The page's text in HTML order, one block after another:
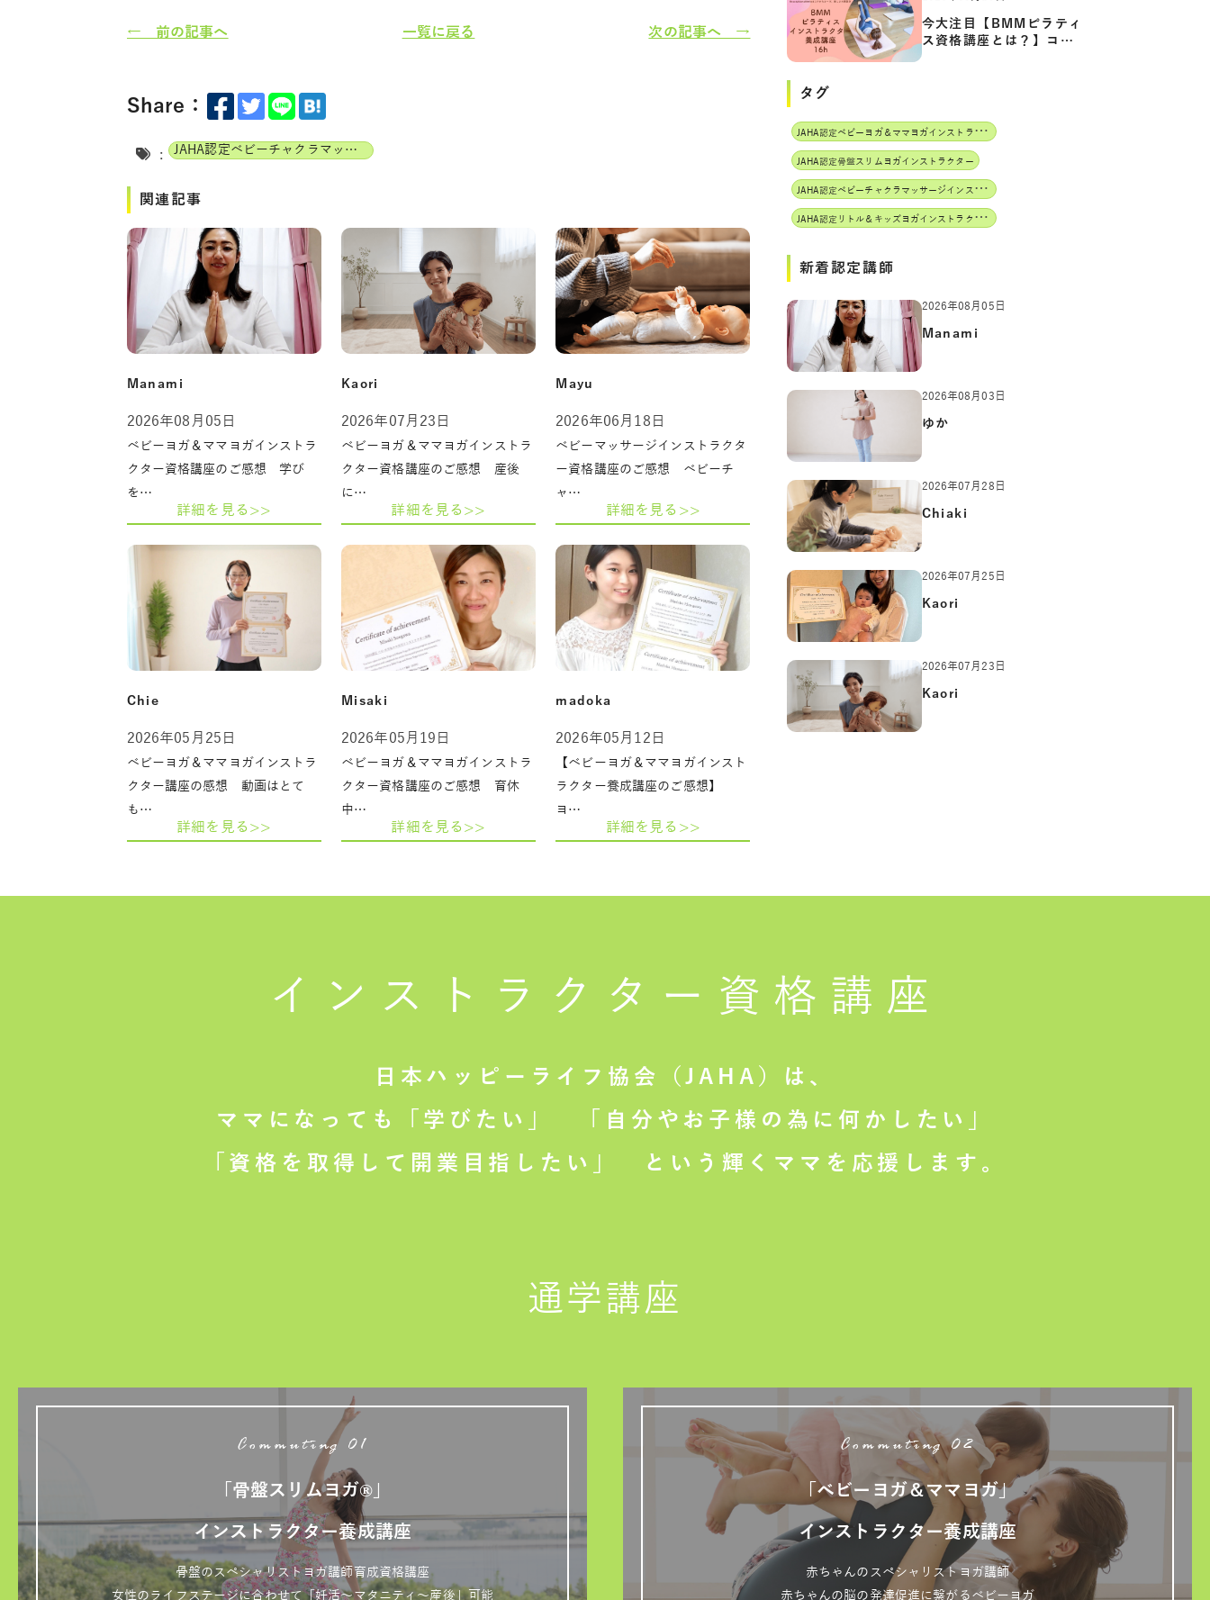
← 前の記事へ 一覧に戻る 次の記事へ →
Share：
: JAHA認定ベビーチャクラマッサージインストラクター
関連記事
Manami
2026年08月05日
ベビーヨガ＆ママヨガインストラ
クター資格講座のご感想 学び
を…
詳細を見る>>
Kaori
2026年07月23日
ベビーヨガ＆ママヨガインストラ
クター資格講座のご感想 産後
に…
詳細を見る>>
Mayu
2026年06月18日
ベビーマッサージインストラクタ
ー資格講座のご感想 ベビーチ
ャ…
詳細を見る>>
Chie
2026年05月25日
ベビーヨガ＆ママヨガインストラ
クター講座の感想 動画はとて
も…
詳細を見る>>
Misaki
2026年05月19日
ベビーヨガ＆ママヨガインストラ
クター資格講座のご感想 育休
中…
詳細を見る>>
madoka
2026年05月12日
【ベビーヨガ＆ママヨガインスト
ラクター養成講座のご感想】
ヨ…
詳細を見る>>
今大注目【BMMピラティ
ス資格講座とは？】コア
からカ…
タグ
J
AHA認定ベビーヨガ＆ママヨガインストラクター
JAHA認定骨盤スリムヨガインストラクター
J
AHA認定ベビーチャクラマッサージインストラクター
J
AHA認定リトル＆キッズヨガインストラクター
新着認定講師
2026年08月05日
Manami
2026年08月03日
ゆか
2026年07月28日
Chiaki
2026年07月25日
Kaori
2026年07月23日
Kaori
インストラクター 資格講座
日本ハッピーライフ協会（JAHA）は、
ママになっても「学びたい」
「自分やお子様の為に何かしたい」
「資格を取得して開業目指したい」
という輝くママを応援します。
通学講座
Commuting 01
「骨盤スリムヨガ®」
インストラクター養成講座
骨盤のスペシャリストヨガ講師育成資格講座
女性のライフステージに合わせて「妊活～マタニティ～産後」可能
Commuting 02
「ベビーヨガ＆ママヨガ」
インストラクター養成講座
赤ちゃんのスペシャリストヨガ講師
赤ちゃんの脳の発達促進に繋がるベビーヨガ